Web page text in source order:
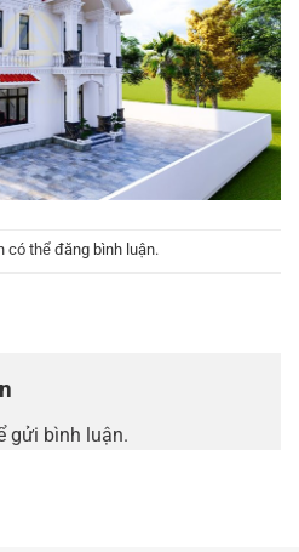
có thể đăng bình luận.
gửi bình luận.